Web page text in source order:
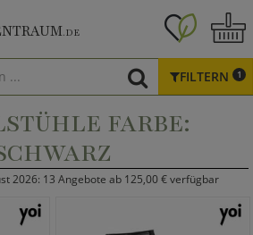
.DE
FILTERN 1
FARBE:
2026: 13 Angebote ab 125,00 € verfügbar